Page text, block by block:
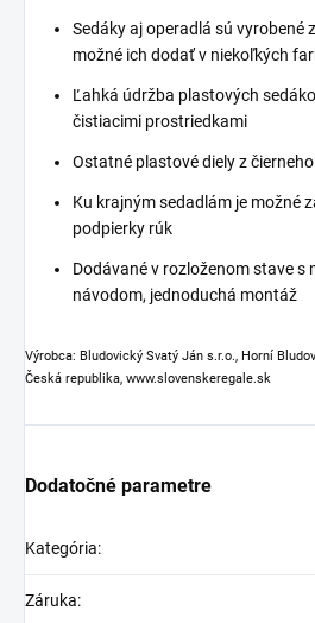
Sedáky aj operadlá sú vyrobené
možné ich dodať v niekoľkých
Ľahká údržba plastových
čistiacimi prostriedkami
Ostatné plastové diely z
Ku krajným sedadlám je možné
podpierky rúk
Dodávané v rozloženom stave
návodom, jednoduchá montáž
Výrobca: Bludovický Svatý Ján s.r.o., Horní
Česká republika, www.slovenskeregale.sk
Dodatočné parametre
Kategória:
Záruka: